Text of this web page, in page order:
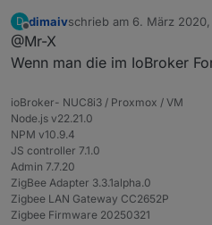
verwenden?
D
Offline
dimaivschrieb am 6. März 2020,
zuletzt editiert von
@Mr-X
Wenn man die im IoBroker
ioBroker- NUC8i3 / Proxmox / VM
Node.js v22.21.0
NPM v10.9.4
JS controller 7.1.0
Admin 7.7.20
ZigBee Adapter 3.3.1alpha.0
Zigbee LAN Gateway CC2652P
Zigbee Firmware 20250321